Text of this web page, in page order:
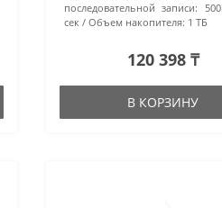
последовательной записи:
сек
Объем накопителя: 1 ТБ
120 398 ₸
В КОРЗИНУ